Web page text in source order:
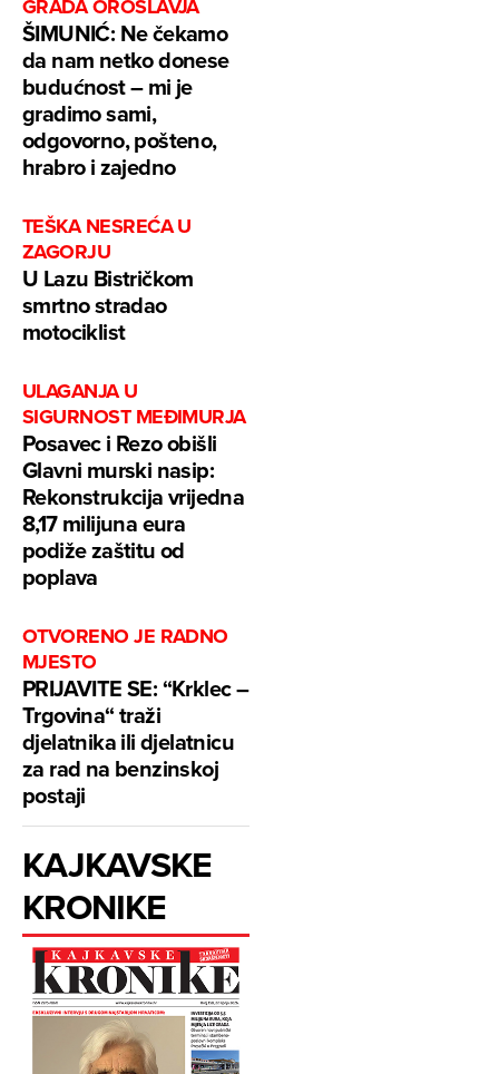
GRADA OROSLAVJA
ŠIMUNIĆ: Ne čekamo
da nam netko donese
budućnost – mi je
gradimo sami,
odgovorno, pošteno,
hrabro i zajedno
TEŠKA NESREĆA U
ZAGORJU
U Lazu Bistričkom
smrtno stradao
motociklist
ULAGANJA U
SIGURNOST MEĐIMURJA
Posavec i Rezo obišli
Glavni murski nasip:
Rekonstrukcija vrijedna
8,17 milijuna eura
podiže zaštitu od
poplava
OTVORENO JE RADNO
MJESTO
PRIJAVITE SE: “Krklec –
Trgovina“ traži
djelatnika ili djelatnicu
za rad na benzinskoj
postaji
KAJKAVSKE
KRONIKE